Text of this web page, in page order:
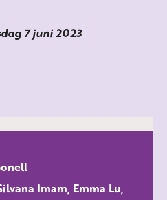
7 juni 2023
Imam, Emma Lu,